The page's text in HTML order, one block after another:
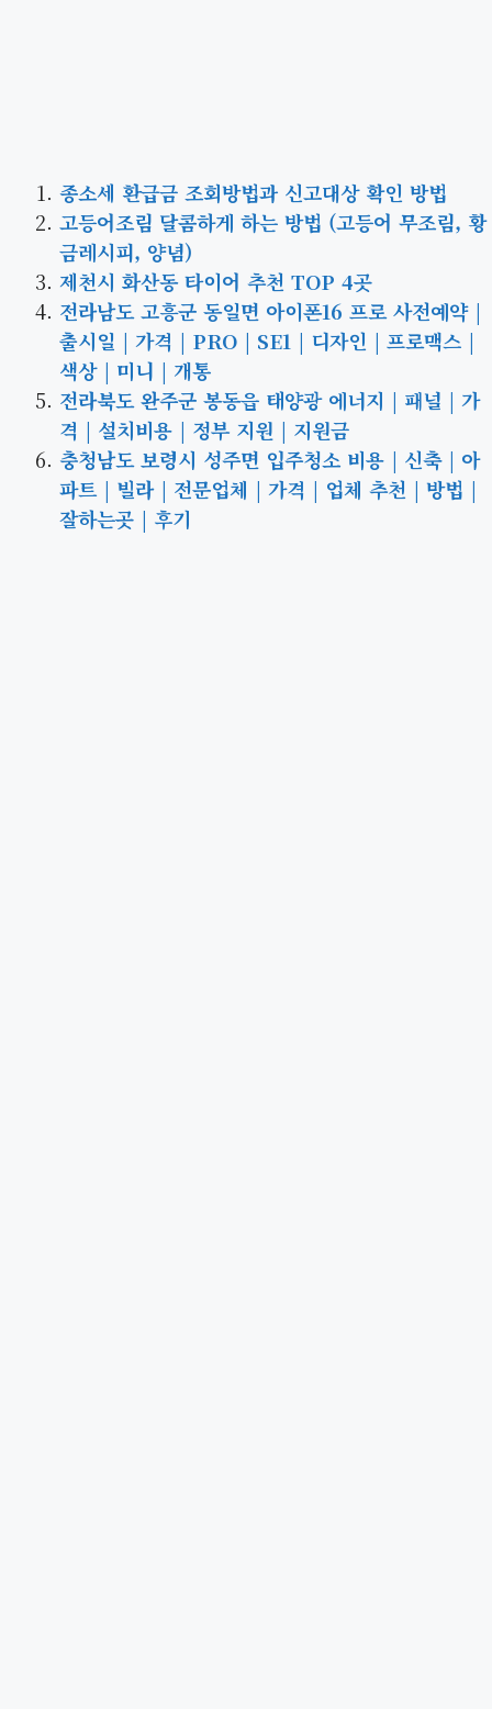
종소세 환급금 조회방법과 신고대상 확인 방법
고등어조림 달콤하게 하는 방법 (고등어 무조림, 황
금레시피, 양념)
제천시 화산동 타이어 추천 TOP 4곳
전라남도 고흥군 동일면 아이폰16 프로 사전예약 |
출시일 | 가격 | PRO | SE1 | 디자인 | 프로맥스 |
색상 | 미니 | 개통
전라북도 완주군 봉동읍 태양광 에너지 | 패널 | 가
격 | 설치비용 | 정부 지원 | 지원금
충청남도 보령시 성주면 입주청소 비용 | 신축 | 아
파트 | 빌라 | 전문업체 | 가격 | 업체 추천 | 방법 |
잘하는곳 | 후기